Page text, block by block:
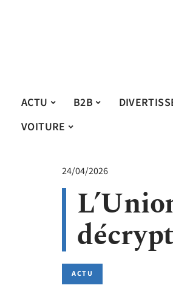
ACTU B2B
VOITURE
24/04/2026
ACTU